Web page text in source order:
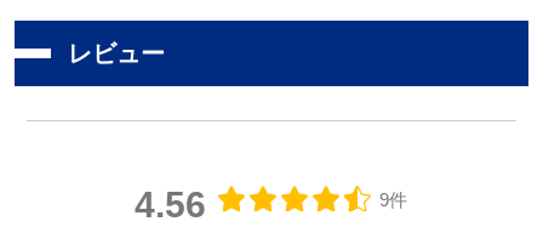
レビュー
4.56 9件